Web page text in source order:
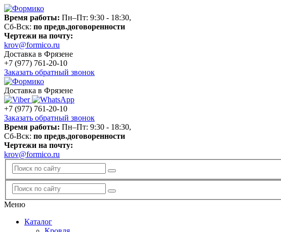
Время работы: Пн–Пт: 9:30 - 18:30,
Сб-Вск: по предв.договоренности
Чертежи на почту:
krov@formico.ru
Доставка в Фрязене
+7 (977) 761-20-10
Заказать обратный звонок
Доставка в Фрязене
+7 (977) 761-20-10
Заказать обратный звонок
Время работы: Пн–Пт: 9:30 - 18:30,
Сб-Вск: по предв.договоренности
Чертежи на почту:
krov@formico.ru
Меню
Каталог